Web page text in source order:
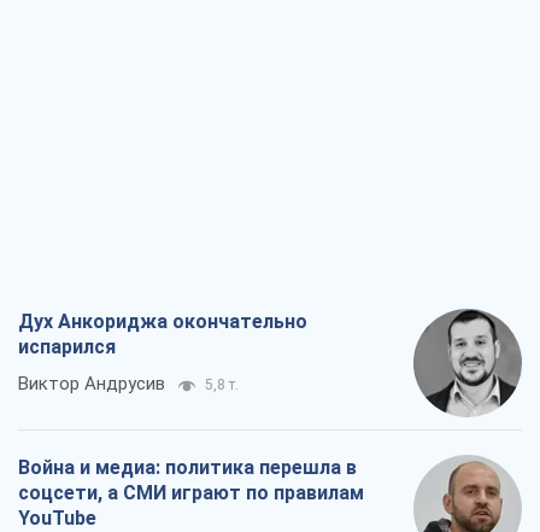
Дух Анкориджа окончательно
испарился
Виктор Андрусив 5,8 т.
Война и медиа: политика перешла в
соцсети, а СМИ играют по правилам
YouTube